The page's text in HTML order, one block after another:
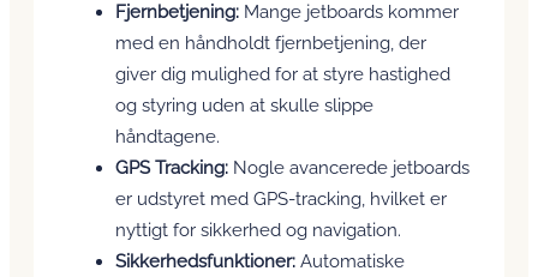
Fjernbetjening: Mange jetboards kommer
med en håndholdt fjernbetjening, der
giver dig mulighed for at styre hastighed
og styring uden at skulle slippe
håndtagene.
GPS Tracking: Nogle avancerede jetboards
er udstyret med GPS-tracking, hvilket er
nyttigt for sikkerhed og navigation.
Sikkerhedsfunktioner: Automatiske